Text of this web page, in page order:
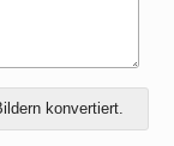
konvertiert.